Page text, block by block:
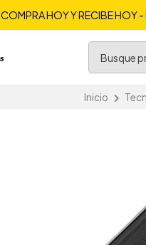
COMPRA HOY Y RECIBE HOY -
Inicio